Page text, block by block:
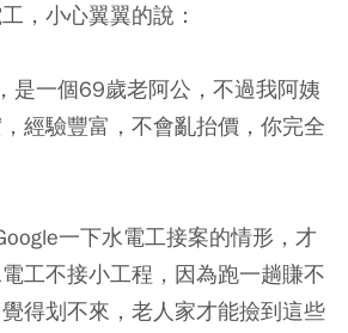
，小心翼翼的說：
是一個69歲老阿公，不過我阿姨
經驗豐富，不會亂抬價，你完全
一下水電工接案的情形，才
工不接小工程，因為跑一趟賺不
得划不來，老人家才能撿到這些